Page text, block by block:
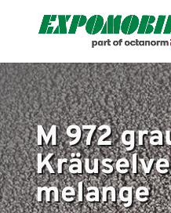
M 972
melange